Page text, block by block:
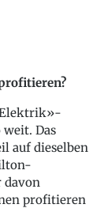
Elektrik»-
weit. Das
auf dieselben
davon
profitieren